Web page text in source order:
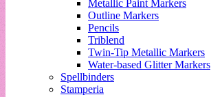
Metallic Paint Markers
Outline Markers
Pencils
Triblend
Twin-Tip Metallic Markers
Water-based Glitter Markers
Spellbinders
Stamperia